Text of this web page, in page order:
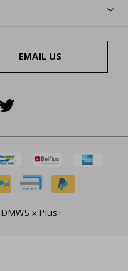
EMAIL US
DMWS xPlus+